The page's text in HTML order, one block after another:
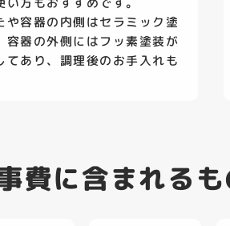
や容器の内側はセラミック塗
容器の外側にはフッ素塗装が
てあり、調理後のお手入れも
費に含まれるも